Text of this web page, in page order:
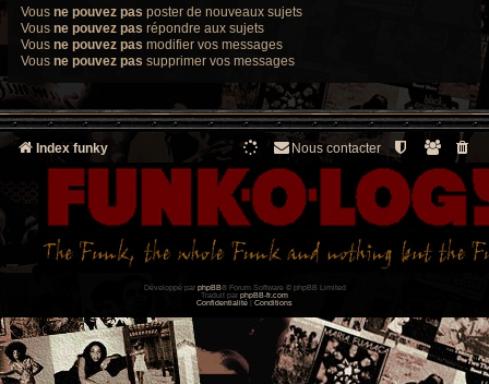
Vous ne pouvez pas poster de nouveaux sujets
Vous ne pouvez pas répondre aux sujets
Vous ne pouvez pas modifier vos messages
Vous ne pouvez pas supprimer vos messages
Index funky Nous contacter
Développé par phpBB® Forum Software © phpBB Limited
Traduit par phpBB-fr.com
Confidentialité | Conditions